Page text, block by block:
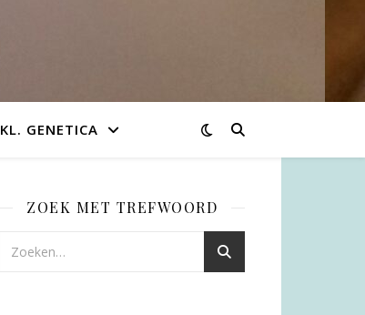
KL. GENETICA
ZOEK MET TREFWOORD